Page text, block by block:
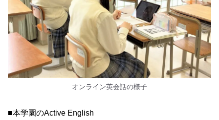
オンライン英会話の様子
■本学園のActive English